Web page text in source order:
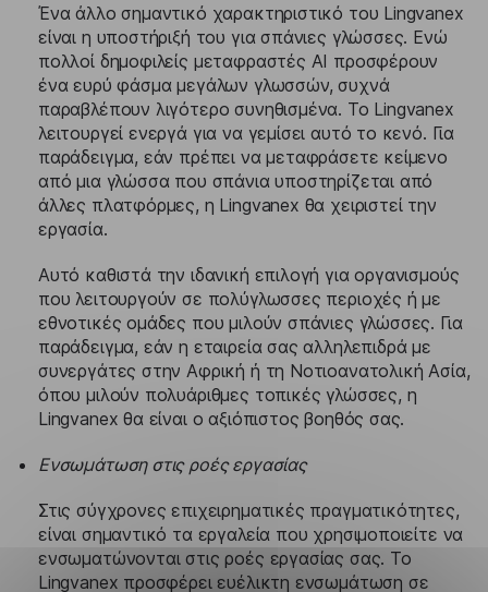
Ένα άλλο σημαντικό χαρακτηριστικό του Lingvanex
είναι η υποστήριξή του για σπάνιες γλώσσες. Ενώ
πολλοί δημοφιλείς μεταφραστές AI προσφέρουν
ένα ευρύ φάσμα μεγάλων γλωσσών, συχνά
παραβλέπουν λιγότερο συνηθισμένα. Το Lingvanex
λειτουργεί ενεργά για να γεμίσει αυτό το κενό. Για
παράδειγμα, εάν πρέπει να μεταφράσετε κείμενο
από μια γλώσσα που σπάνια υποστηρίζεται από
άλλες πλατφόρμες, η Lingvanex θα χειριστεί την
εργασία.
Αυτό καθιστά την ιδανική επιλογή για οργανισμούς
που λειτουργούν σε πολύγλωσσες περιοχές ή με
εθνοτικές ομάδες που μιλούν σπάνιες γλώσσες. Για
παράδειγμα, εάν η εταιρεία σας αλληλεπιδρά με
συνεργάτες στην Αφρική ή τη Νοτιοανατολική Ασία,
όπου μιλούν πολυάριθμες τοπικές γλώσσες, η
Lingvanex θα είναι ο αξιόπιστος βοηθός σας.
Ενσωμάτωση στις ροές εργασίας
Στις σύγχρονες επιχειρηματικές πραγματικότητες,
είναι σημαντικό τα εργαλεία που χρησιμοποιείτε να
ενσωματώνονται στις ροές εργασίας σας. Το
Lingvanex προσφέρει ευέλικτη ενσωμάτωση σε